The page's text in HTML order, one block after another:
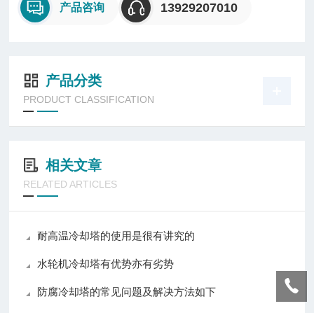
产品咨询 13929207010
产品分类
PRODUCT CLASSIFICATION
相关文章
RELATED ARTICLES
耐高温冷却塔的使用是很有讲究的
水轮机冷却塔有优势亦有劣势
防腐冷却塔的常见问题及解决方法如下